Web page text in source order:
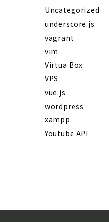
Uncategorized
underscore.js
vagrant
vim
Virtua Box
VPS
vue.js
wordpress
xampp
Youtube API